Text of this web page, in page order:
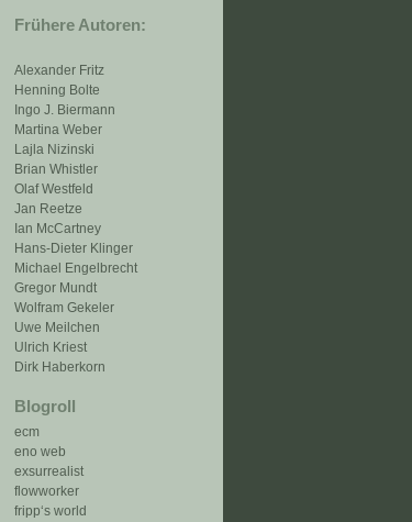
Frühere Autoren:
Alexander Fritz
Henning Bolte
Ingo J. Biermann
Martina Weber
Lajla Nizinski
Brian Whistler
Olaf Westfeld
Jan Reetze
Ian McCartney
Hans-Dieter Klinger
Michael Engelbrecht
Gregor Mundt
Wolfram Gekeler
Uwe Meilchen
Ulrich Kriest
Dirk Haberkorn
Blogroll
ecm
eno web
exsurrealist
flowworker
fripp‘s world